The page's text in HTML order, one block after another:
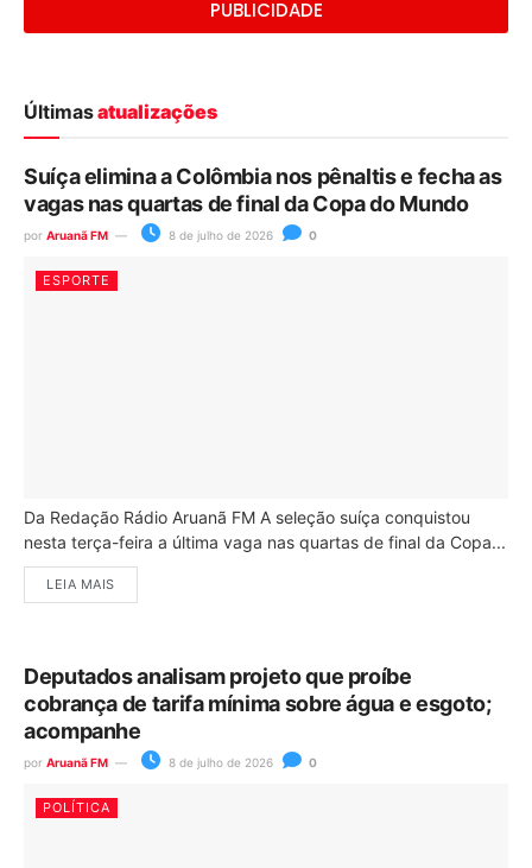
PUBLICIDADE
Últimasatualizações
Suíça elimina a Colômbia nos pênaltis e fecha as
vagas nas quartas de final da Copa do Mundo
por Aruanã FM 8 de julho de 2026 0
ESPORTE
Da Redação Rádio Aruanã FM A seleção suíça conquistou
nesta terça-feira a última vaga nas quartas de final da Copa...
LEIA MAIS
Deputados analisam projeto que proíbe
cobrança de tarifa mínima sobre água e esgoto;
acompanhe
por Aruanã FM 8 de julho de 2026 0
POLÍTICA